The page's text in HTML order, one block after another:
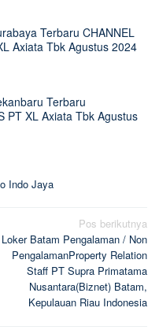
Terbaru CHANNEL
Axiata Tbk Agustus 2024
Terbaru
PT XL Axiata Tbk Agustus
Indo Jaya
Pos berikutnya
Loker Batam Pengalaman / Non
PengalamanProperty Relation
Staff PT Supra Primatama
Nusantara(Biznet) Batam,
Kepulauan Riau Indonesia